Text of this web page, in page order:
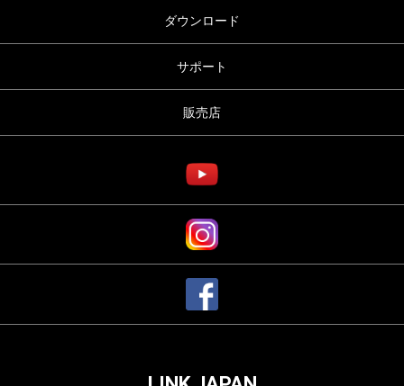
ダウンロード
サポート
販売店